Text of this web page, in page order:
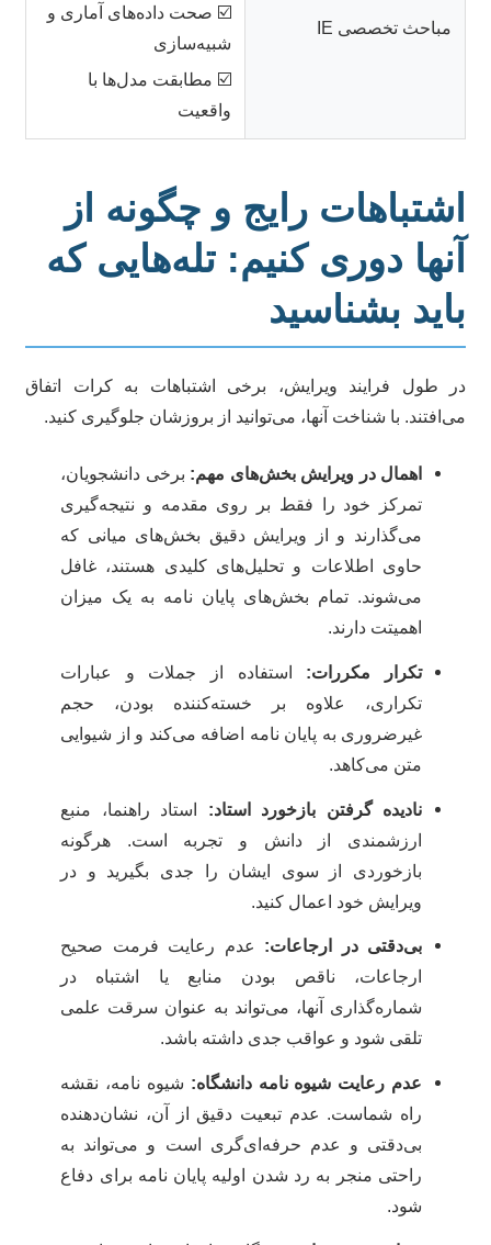
مباحث تخصصی IE
☑️ صحت داده‌های آماری و
شبیه‌سازی
☑️ مطابقت مدل‌ها با
واقعیت
رایج و چگونه از
دوری کنیم: تله‌هایی که
بشناسید
طول فرایند ویرایش، برخی اشتباهات به کرات اتفاق
با شناخت آنها، می‌توانید از بروزشان جلوگیری کنید.
اهمال در ویرایش بخش‌های مهم: برخی دانشجویان،
تمرکز خود را فقط بر روی مقدمه و نتیجه‌گیری
می‌گذارند و از ویرایش دقیق بخش‌های میانی که
حاوی اطلاعات و تحلیل‌های کلیدی هستند، غافل
می‌شوند. تمام بخش‌های پایان نامه به یک میزان
اهمیتت دارند.
تکرار مکررات: استفاده از جملات و عبارات
تکراری، علاوه بر خسته‌کننده بودن، حجم
غیرضروری به پایان نامه اضافه می‌کند و از شیوایی
متن می‌کاهد.
نادیده گرفتن بازخورد استاد:استاد راهنما، منبع
ارزشمندی از دانش و تجربه است. هرگونه
بازخوردی از سوی ایشان را جدی بگیرید و در
ویرایش خود اعمال کنید.
بی‌دقتی در ارجاعات:عدم رعایت فرمت صحیح
ارجاعات، ناقص بودن منابع یا اشتباه در
شماره‌گذاری آنها، می‌تواند به عنوان سرقت علمی
تلقی شود و عواقب جدی داشته باشد.
عدم رعایت شیوه نامه دانشگاه:شیوه نامه، نقشه
راه شماست. عدم تبعیت دقیق از آن، نشان‌دهنده
بی‌دقتی و عدم حرفه‌ای‌گری است و می‌تواند به
راحتی منجر به رد شدن اولیه پایان نامه برای دفاع